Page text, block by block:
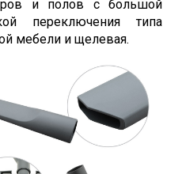
и полов с большой
переключения типа
мебели и щелевая.